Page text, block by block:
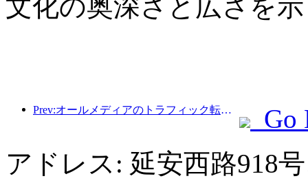
文化の奥深さと広さを
Prev:オールメディアのトラフィック転換により、古い店舗の活性化が促進され、「ゼロランプアップ」の新しいモデルが作成されます。
Go
アドレス: 延安西路918